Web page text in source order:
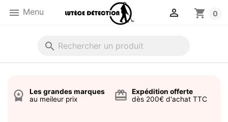
 Menu shopping_cart 0

search
workspace_premium
Les grandes marques
au meileur prix
card_giftcard
Expédition offerte
dès 200€ d'achat TTC